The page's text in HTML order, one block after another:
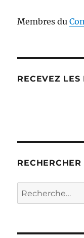
Membres du
RECEVEZ
RECHERCHER
Recherche
pour :